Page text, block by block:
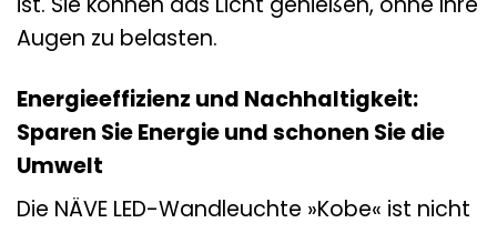
Augen zu belasten.
Energieeffizienz und Nachhaltigkeit:
Sparen Sie Energie und schonen Sie die
Umwelt
Die NÄVE LED-Wandleuchte »Kobe« ist nicht